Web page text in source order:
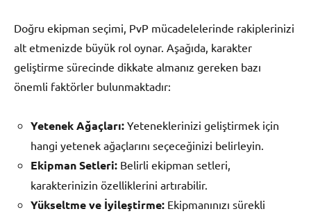
Doğru ekipman seçimi, PvP mücadelelerinde rakiplerinizi
alt etmenizde büyük rol oynar. Aşağıda, karakter
geliştirme sürecinde dikkate almanız gereken bazı
önemli faktörler bulunmaktadır:
Yetenek Ağaçları: Yeteneklerinizi geliştirmek için
hangi yetenek ağaçlarını seçeceğinizi belirleyin.
Ekipman Setleri: Belirli ekipman setleri,
karakterinizin özelliklerini artırabilir.
Yükseltme ve İyileştirme: Ekipmanınızı sürekli